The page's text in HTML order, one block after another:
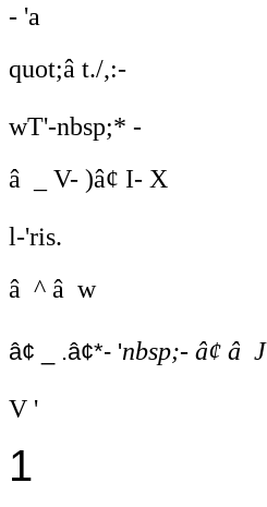
- 'a
quot;â t./,:-
wT'-nbsp;* -
â _ V- )â¢ I- X
l-'ris.
â ^ â w
â¢ _ .â¢*- 'nbsp;- â¢ â
V '
1